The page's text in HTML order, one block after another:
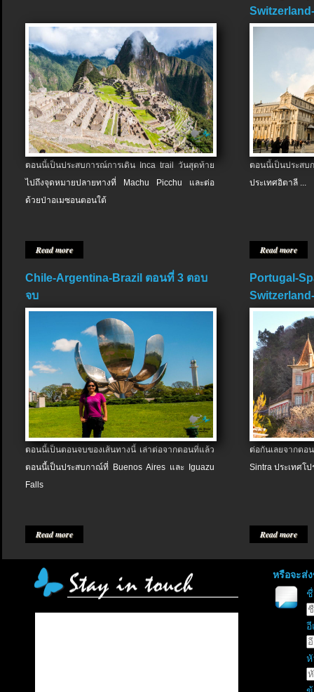
ตอนนี้เป็นประสบการณ์การเดิน Inca trail วันสุดท้าย
ไปถึงจุดหมายปลายทางที่ Machu Picchu และต่อ
ด้วยป่าอเมซอนตอนใต้
Read more
ตอนนี้เป็นประส
ประเทศอิตาลี ...
Read more
Chile-Argentina-Brazil ตอนที่ 3 ตอบ
จบ
ตอนนี้เป็นตอนจบของเส้นทางนี้ เล่าต่อจากตอนที่แล้ว
ตอนนี้เป็นประสบกาณ์ที่ Buenos Aires และ Iguazu
Falls
Read more
Portugal-
ต่อกันเลยจากต
Sintra ประเทศโป
Read more
หรือจะส่
อี
หั